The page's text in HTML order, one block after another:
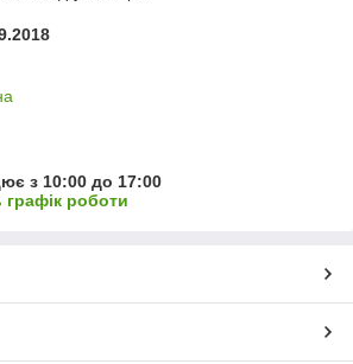
з 10:00 до 17:00
графік роботи